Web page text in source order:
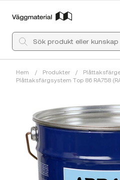
Hem / Produkter /
Plåttaksfärgsystem Top 86 RA758